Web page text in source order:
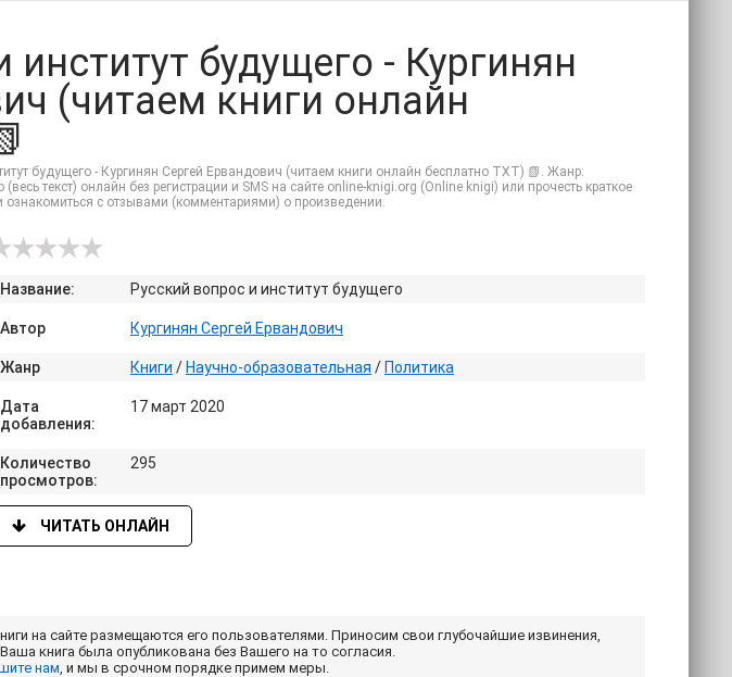
институт будущего - Кургинян
(читаем книги онлайн
будущего - Кургинян Сергей Ервандович (читаем книги онлайн бесплатно TXT) 📗. Жанр:
текст) онлайн без регистрации и SMS на сайте online-knigi.org (Online knigi) или прочесть краткое
с отзывами (комментариями) о произведении.
Название: Русский вопрос и институт будущего
Автор Кургинян Сергей Ервандович
Жанр Книги / Научно-образовательная / Политика
Дата
добавления:
17 март 2020
Количество
просмотров:
295
ЧИТАТЬ ОНЛАЙН
на сайте размещаются его пользователями. Приносим свои глубочайшие извинения,
книга была опубликована без Вашего на то согласия.
нам , и мы в срочном порядке примем меры.